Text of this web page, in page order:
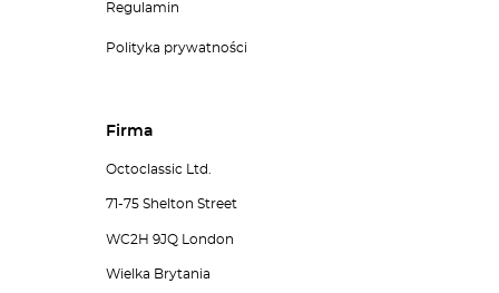
Regulamin
Polityka prywatności
Firma
Octoclassic Ltd.
71-75 Shelton Street
WC2H 9JQ London
Wielka Brytania